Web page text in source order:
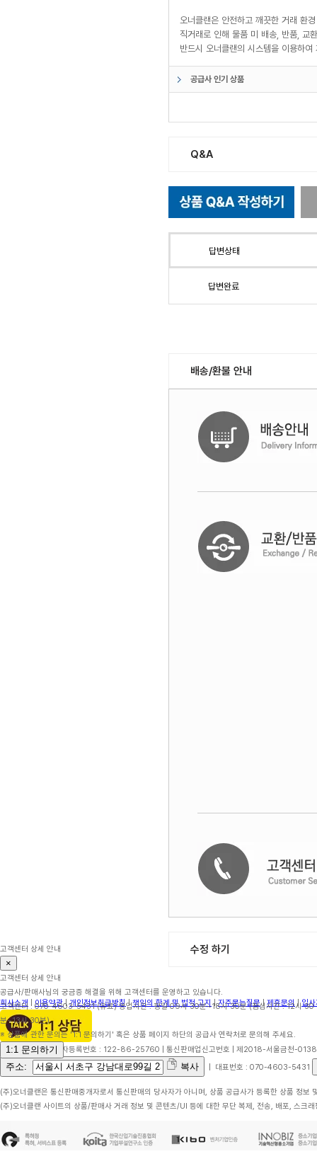
오너클랜은 안전하고 깨끗한 거래 환
직거래로 인해 물품 미 배송, 반품, 교
반드시 오너클랜의 시스템을 이용하
공급사 인기 상품
Q&A
답변상태
답변완료
배송/환불 안내
수정 하기